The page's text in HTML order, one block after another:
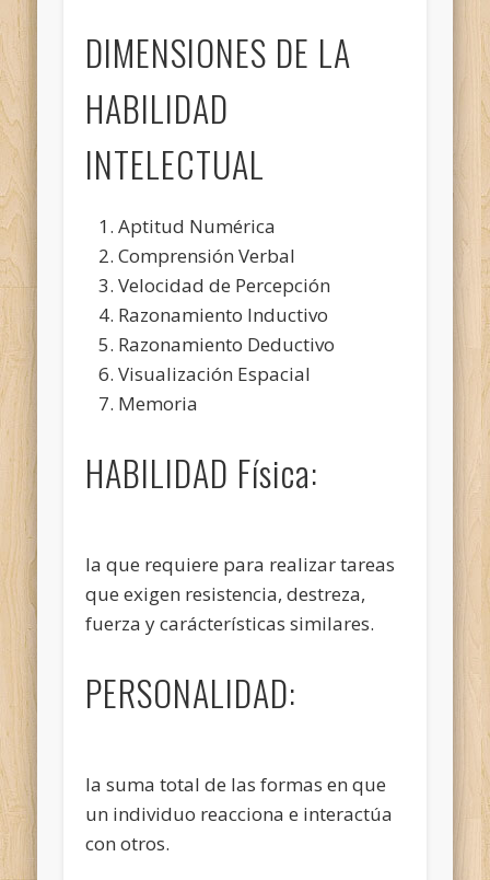
DIMENSIONES DE LA
HABILIDAD
INTELECTUAL
Aptitud Numérica
Comprensión Verbal
Velocidad de Percepción
Razonamiento Inductivo
Razonamiento Deductivo
Visualización Espacial
Memoria
HABILIDAD Física:
la que requiere para realizar tareas
que exigen resistencia, destreza,
fuerza y carácterísticas similares.
PERSONALIDAD:
la suma total de las formas en que
un individuo reacciona e interactúa
con otros.